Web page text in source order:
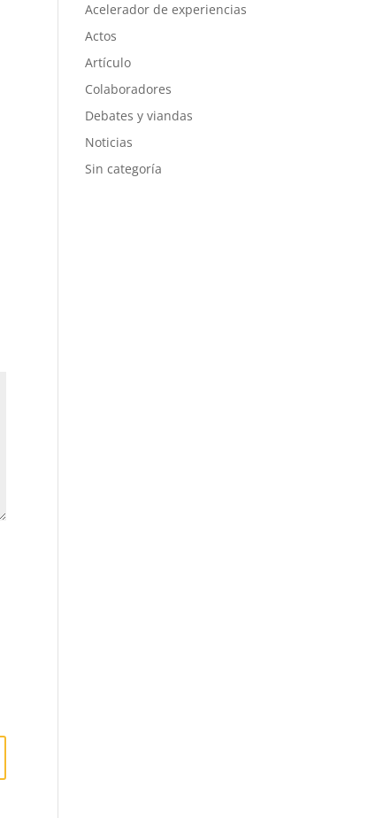
Acelerador de experiencias
Actos
Artículo
Colaboradores
Debates y viandas
Noticias
Sin categoría